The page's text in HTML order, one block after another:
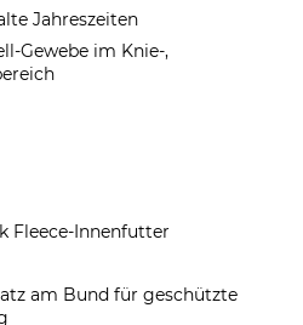
Jahreszeiten
Gewebe im Knie-,
Fleece-Innenfutter
am Bund für geschützte